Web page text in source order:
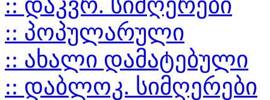
:: პოპულარული
:: ახალი დამატებული
:: დაბლოკ. სიმღერები